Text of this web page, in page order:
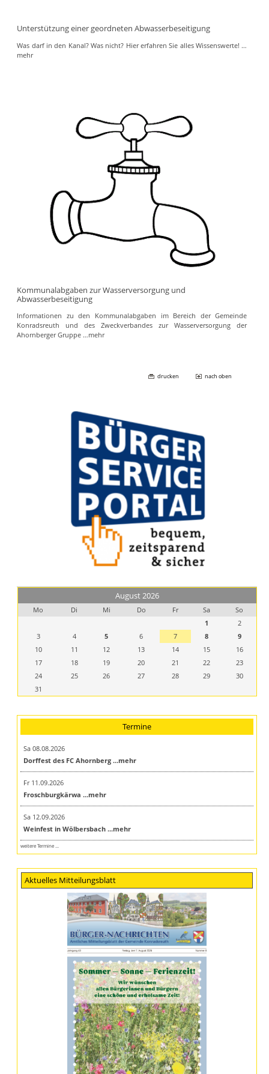
Unterstützung einer geordneten Abwasserbeseitigung
Was darf in den Kanal? Was nicht? Hier erfahren Sie alles Wissenswerte! …
mehr
Kommunalabgaben zur Wasserversorgung und
Abwasserbeseitigung
Informationen zu den Kommunalabgaben im Bereich der Gemeinde
Konradsreuth und des Zweckverbandes zur Wasserversorgung der
Ahornberger Gruppe …mehr
drucken nach oben
August 2026
Mo Di Mi Do Fr Sa
So
1
2
3
4 5 6 7 8
9
10
11 12 13 14 15
16
17
18 19 20 21 22
23
24
25 26 27 28 29
30
31
Termine
Sa 08.08.2026
Dorffest des FC Ahornberg...mehr
Fr 11.09.2026
Froschburgkärwa...mehr
Sa 12.09.2026
Weinfest in Wölbersbach...mehr
weitere Termine ...
Aktuelles Mitteilungsblatt